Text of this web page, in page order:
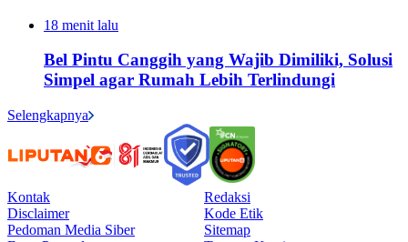
18 menit lalu
Bel Pintu Canggih yang Wajib Dimiliki, Solusi
Simpel agar Rumah Lebih Terlindungi
Selengkapnya
Kontak
Redaksi
Disclaimer
Kode Etik
Pedoman Media Siber
Sitemap